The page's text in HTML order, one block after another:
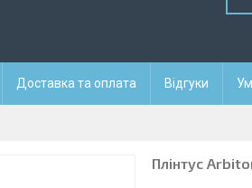
Доставка та оплата Відгуки
Плінтус